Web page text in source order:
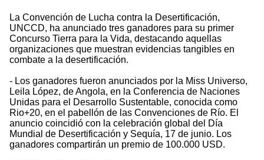
La Convención de Lucha contra la Desertificación,
UNCCD, ha anunciado tres ganadores para su primer
Concurso Tierra para la Vida, destacando aquellas
organizaciones que muestran evidencias tangibles en
combate a la desertificación.
- Los ganadores fueron anunciados por la Miss Universo,
Leila López, de Angola, en la Conferencia de Naciones
Unidas para el Desarrollo Sustentable, conocida como
Rio+20, en el pabellón de las Convenciones de Río. El
anuncio coincidió con la celebración global del Día
Mundial de Desertificación y Sequía, 17 de junio. Los
ganadores compartirán un premio de 100.000 USD.